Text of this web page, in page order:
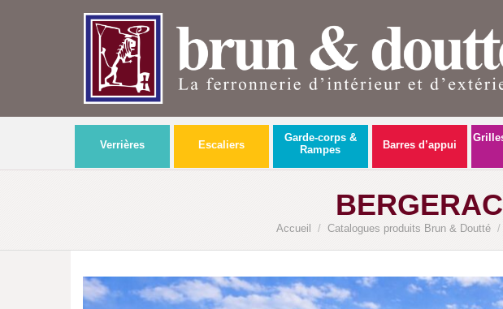
Verrières Escaliers
Garde-corps &
Rampes
Barres d’appui
Accueil / Catalogues produits Brun & Doutté /